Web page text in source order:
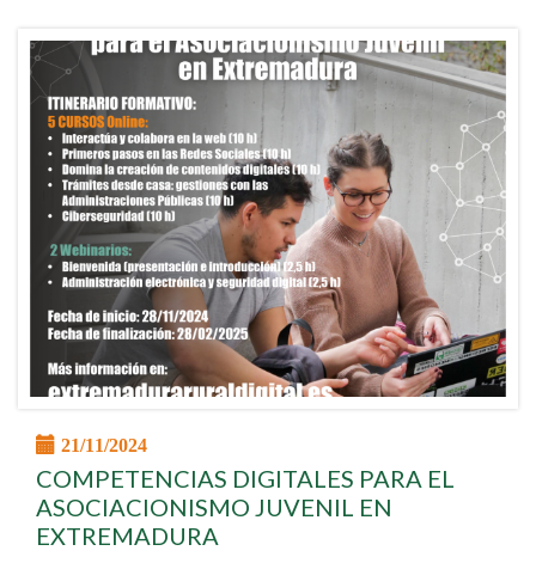
21/11/2024
COMPETENCIAS DIGITALES PARA EL
ASOCIACIONISMO JUVENIL EN
EXTREMADURA